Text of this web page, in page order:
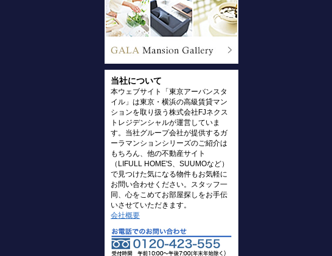
当社について
本ウェブサイト「東京アーバンスタ
イル」は東京・横浜の高級賃貸マン
ションを取り扱う株式会社FJネクス
トレジデンシャルが運営していま
す。当社グループ会社が提供するガ
ーラマンションシリーズのご紹介は
もちろん、他の不動産サイト
（LIFULL HOME'S、SUUMOなど）
で見つけた気になる物件もお気軽に
お問い合わせください。スタッフ一
同、心をこめてお部屋探しをお手伝
いさせていただきます。
会社概要